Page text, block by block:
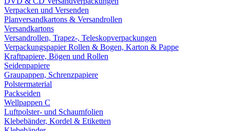
Verpacken und Versenden
Planversandkartons & Versandrollen
Versandkartons
Versandrollen, Trapez-, Teleskopverpackungen
Verpackungspapier Rollen & Bogen, Karton & Pappe
Kraftpapiere, Bögen und Rollen
Seidenpapiere
Graupappen, Schrenzpapiere
Polstermaterial
Packseiden
Wellpappen C
Luftpolster- und Schaumfolien
Klebebänder, Kordel & Etiketten